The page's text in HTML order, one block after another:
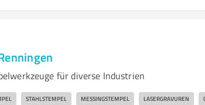
für diverse Industrien
STAHLSTEMPEL MESSINGSTEMPEL LASERGRAVUREN